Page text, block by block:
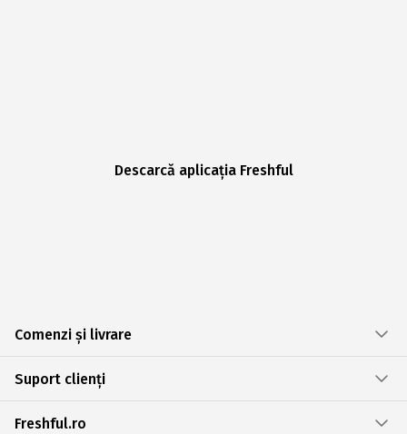
Descarcă aplicația Freshful
Comenzi și livrare
Suport clienți
Freshful.ro